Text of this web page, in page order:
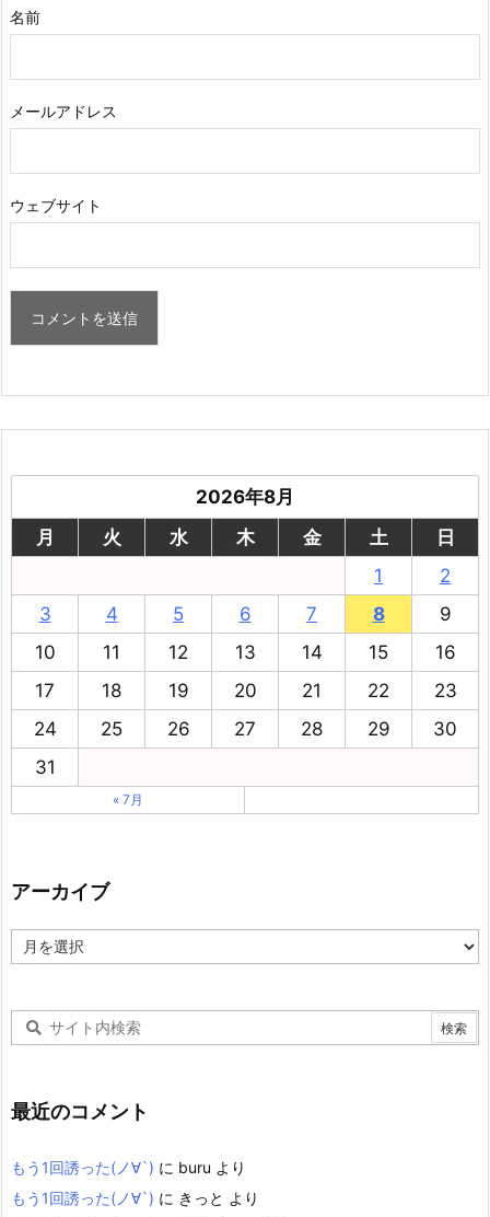
名前
メールアドレス
ウェブサイト
2026年8月
月
火 水 木 金 土
日
1
2
3
4 5 6 7 8
9
10
11 12 13 14 15
16
17
18 19 20 21 22
23
24
25 26 27 28 29
30
31
« 7月
アーカイブ
ー
最近のコメント
もう1回誘った(ノ∀`) に buru より
もう1回誘った(ノ∀`) に きっと より